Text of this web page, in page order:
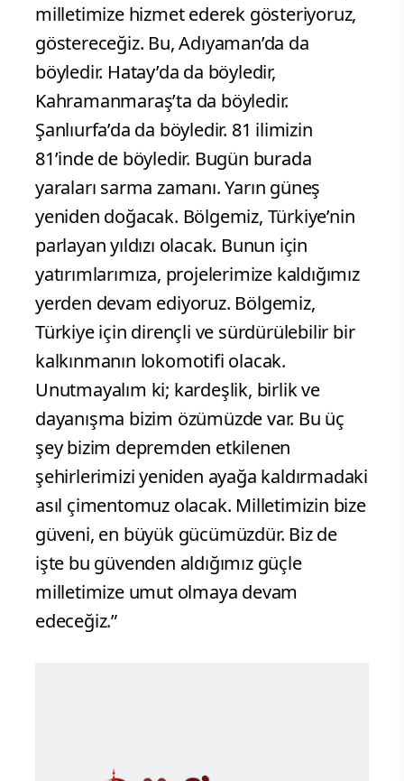
milletimize hizmet ederek gösteriyoruz,
göstereceğiz. Bu, Adıyaman’da da
böyledir. Hatay’da da böyledir,
Kahramanmaraş’ta da böyledir.
Şanlıurfa’da da böyledir. 81 ilimizin
81’inde de böyledir. Bugün burada
yaraları sarma zamanı. Yarın güneş
yeniden doğacak. Bölgemiz, Türkiye’nin
parlayan yıldızı olacak. Bunun için
yatırımlarımıza, projelerimize kaldığımız
yerden devam ediyoruz. Bölgemiz,
Türkiye için dirençli ve sürdürülebilir bir
kalkınmanın lokomotifi olacak.
Unutmayalım ki; kardeşlik, birlik ve
dayanışma bizim özümüzde var. Bu üç
şey bizim depremden etkilenen
şehirlerimizi yeniden ayağa kaldırmadaki
asıl çimentomuz olacak. Milletimizin bize
güveni, en büyük gücümüzdür. Biz de
işte bu güvenden aldığımız güçle
milletimize umut olmaya devam
edeceğiz.”